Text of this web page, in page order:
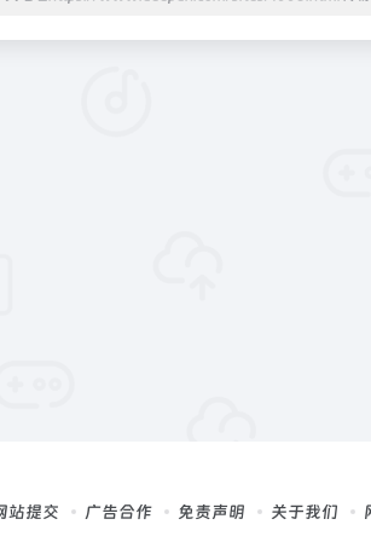
站提交 广告合作 免责声明 关于我们